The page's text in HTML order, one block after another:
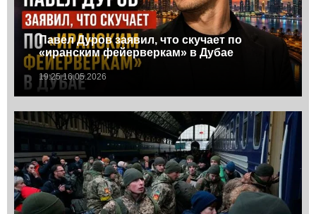
Павел Дуров заявил, что скучает по
«иранским фейерверкам» в Дубае
19:25 16.05.2026